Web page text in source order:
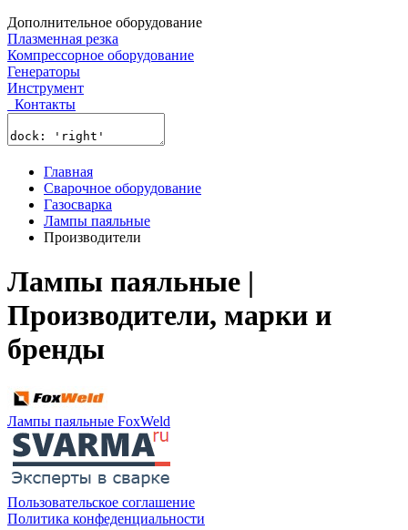
Дополнительное оборудование
Плазменная резка
Компрессорное оборудование
Генераторы
Инструмент
Контакты
Главная
Сварочное оборудование
Газосварка
Лампы паяльные
Производители
Лампы паяльные |
Производители, марки и
бренды
Лампы паяльные FoxWeld
Пользовательское соглашение
Политика конфеденциальности